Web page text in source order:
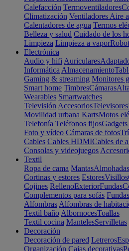
Calefacción Termoventiladores
Climatización Ventiladores Aire
Calentadores de agua Termos
Belleza y salud Cuidado de los
Limpieza Limpieza a vapor
Electrónica
Audio y hifi Auriculares
Informática Almacenamiento
Gaming & streaming Monitores
Smart home TimbresCámaras
Wearables Smartwatches
Televisión AccesoriosTelevisores
Movilidad urbana KartsMotos
Telefonía Teléfonos fijos
Foto y vídeo Cámaras de fotos
Cables Cables HDMICables de
Consolas y videojuegos
Textil
Ropa de cama MantasAlmohadas
Cortinas y estores EstoresVisillos
Cojines RellenoExteriorFundas
Complementos para sofás
Alfombras Alfombras de
Textil baño AlbornocesToallas
Textil cocina MantelesServilletas
Decoración
Decoración de pared Letreros
Organización Cajas decorativas